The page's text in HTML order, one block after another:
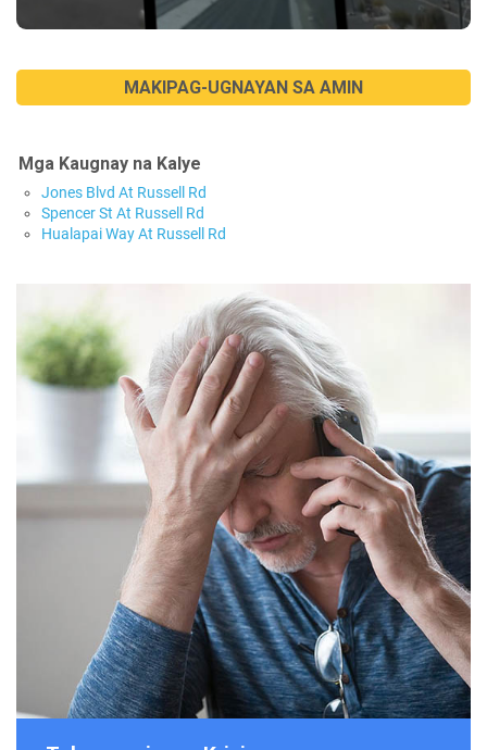
MAKIPAG-UGNAYAN SA AMIN
Mga Kaugnay na Kalye
Jones Blvd At Russell Rd
Spencer St At Russell Rd
Hualapai Way At Russell Rd